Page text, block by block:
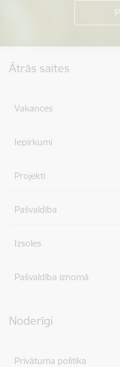
Ātrās saites
Vakances
Iepirkumi
Projekti
Pašvaldība
Izsoles
Pašvaldība iznomā
Noderīgi
Privātuma politika